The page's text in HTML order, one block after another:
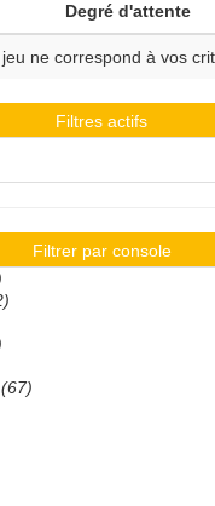
Degré d'attente
ne correspond à vos
Filtres actifs
Filtrer par console
(67)